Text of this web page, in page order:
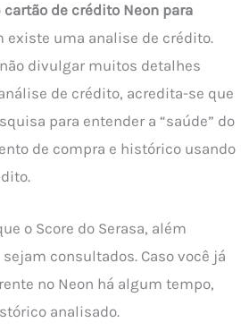
cartão de crédito Neon para
existe uma analise de crédito.
divulgar muitos detalhes
de crédito, acredita-se que
para entender a “saúde” do
de compra e histórico usando
o Score do Serasa, além
consultados. Caso você já
no Neon há algum tempo,
analisado.